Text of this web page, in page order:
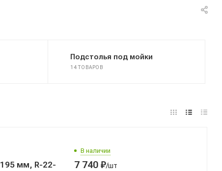
Подстолья под мойки
14 ТОВАРОВ
мм, R-22-
В наличии
7 740 ₽/шт